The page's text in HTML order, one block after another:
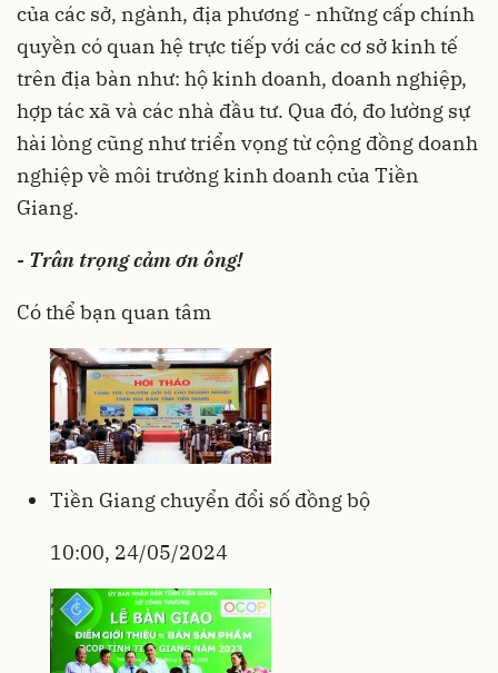
của các sở, ngành, địa phương - những cấp chính
quyền có quan hệ trực tiếp với các cơ sở kinh tế
trên địa bàn như: hộ kinh doanh, doanh nghiệp,
hợp tác xã và các nhà đầu tư. Qua đó, đo lường sự
hài lòng cũng như triển vọng từ cộng đồng doanh
nghiệp về môi trường kinh doanh của Tiền
Giang.
- Trân trọng cảm ơn ông!
Có thể bạn quan tâm
Tiền Giang chuyển đổi số đồng bộ
10:00, 24/05/2024